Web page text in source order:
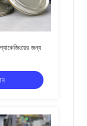
জন্য